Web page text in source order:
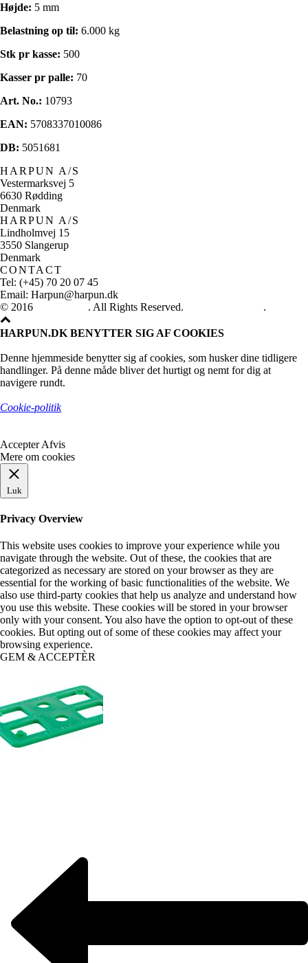
Højde: 5 mm
Belastning op til: 6.000 kg
Stk pr kasse: 500
Kasser pr palle: 70
Art. No.: 10793
EAN: 5708337010086
DB: 5051681
HARPUN A/S
Vestermarksvej 5
6630 Rødding
Denmark
HARPUN A/S
Lindholmvej 15
3550 Slangerup
Denmark
CONTACT
Tel: (+45) 70 20 07 45
Email: Harpun@harpun.dk
© 2016
. All Rights Reserved. .
HARPUN.DK BENYTTER SIG AF COOKIES
Denne hjemmeside benytter sig af cookies, som husker dine tidligere
handlinger. På denne måde bliver det hurtigt og nemt for dig at
navigere rundt.
Cookie-politik
Accepter Afvis
Mere om cookies
Luk
Privacy Overview
This website uses cookies to improve your experience while you
navigate through the website. Out of these, the cookies that are
categorized as necessary are stored on your browser as they are
essential for the working of basic functionalities of the website. We
also use third-party cookies that help us analyze and understand how
you use this website. These cookies will be stored in your browser
only with your consent. You also have the option to opt-out of these
cookies. But opting out of some of these cookies may affect your
browsing experience.
GEM & ACCEPTÈR